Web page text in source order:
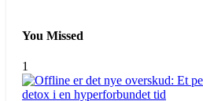
You Missed
1